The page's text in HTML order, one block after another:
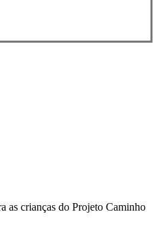
as crianças do Projeto Caminho